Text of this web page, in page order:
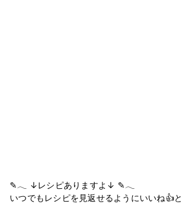
✎𓂃 ↓レシピありますよ↓ ✎𓂃
いつでもレシピを見返せるようにいいね👍